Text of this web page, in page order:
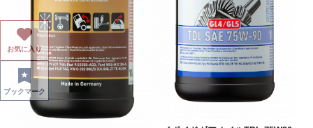
お気に入り
ブックマーク